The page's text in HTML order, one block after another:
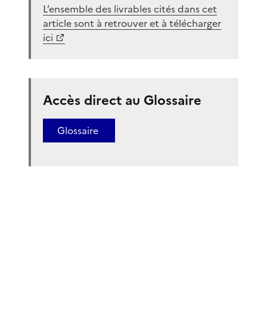
L’ensemble des livrables cités dans cet
article sont à retrouver et à télécharger
ici
Accès direct au Glossaire
Glossaire